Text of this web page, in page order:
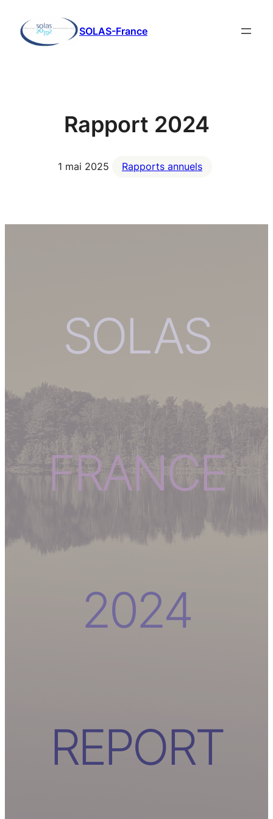
contenu
SOLAS-France
Rapport 2024
1 mai 2025 Rapports annuels
SOLAS
FRANCE
2024
REPORT